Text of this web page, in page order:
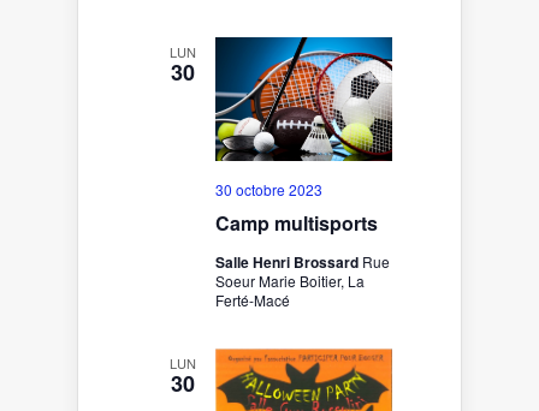
LUN
30
Camp multisports
30 octobre 2023
Salle Henri Brossard Rue
Soeur Marie Boitier, La
Ferté-Macé
LUN
30